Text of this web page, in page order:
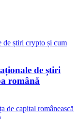
de știri
română